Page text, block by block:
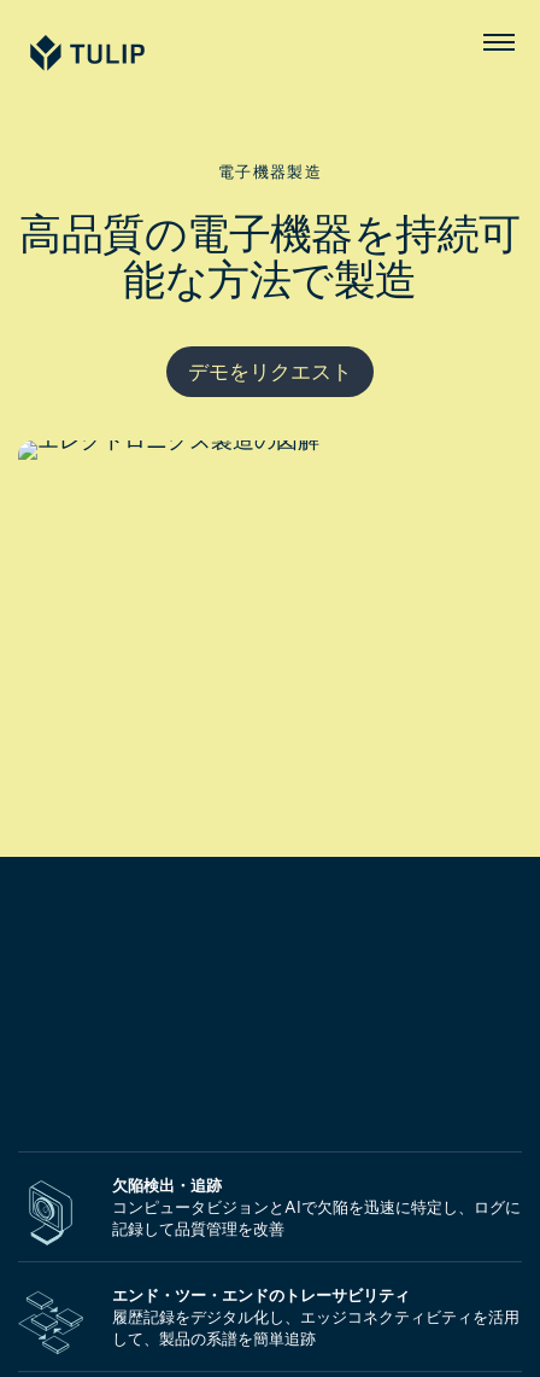
Tulip
メ
電子機器製造
高品質の電子機器を持続可
能な方法で製造
デモをリクエスト
欠陥検出・追跡
コンピュータビジョンとAIで欠陥を迅速に特定し、ログに
記録して品質管理を改善
エンド・ツー・エンドのトレーサビリティ
履歴記録をデジタル化し、エッジコネクティビティを活用
して、製品の系譜を簡単追跡